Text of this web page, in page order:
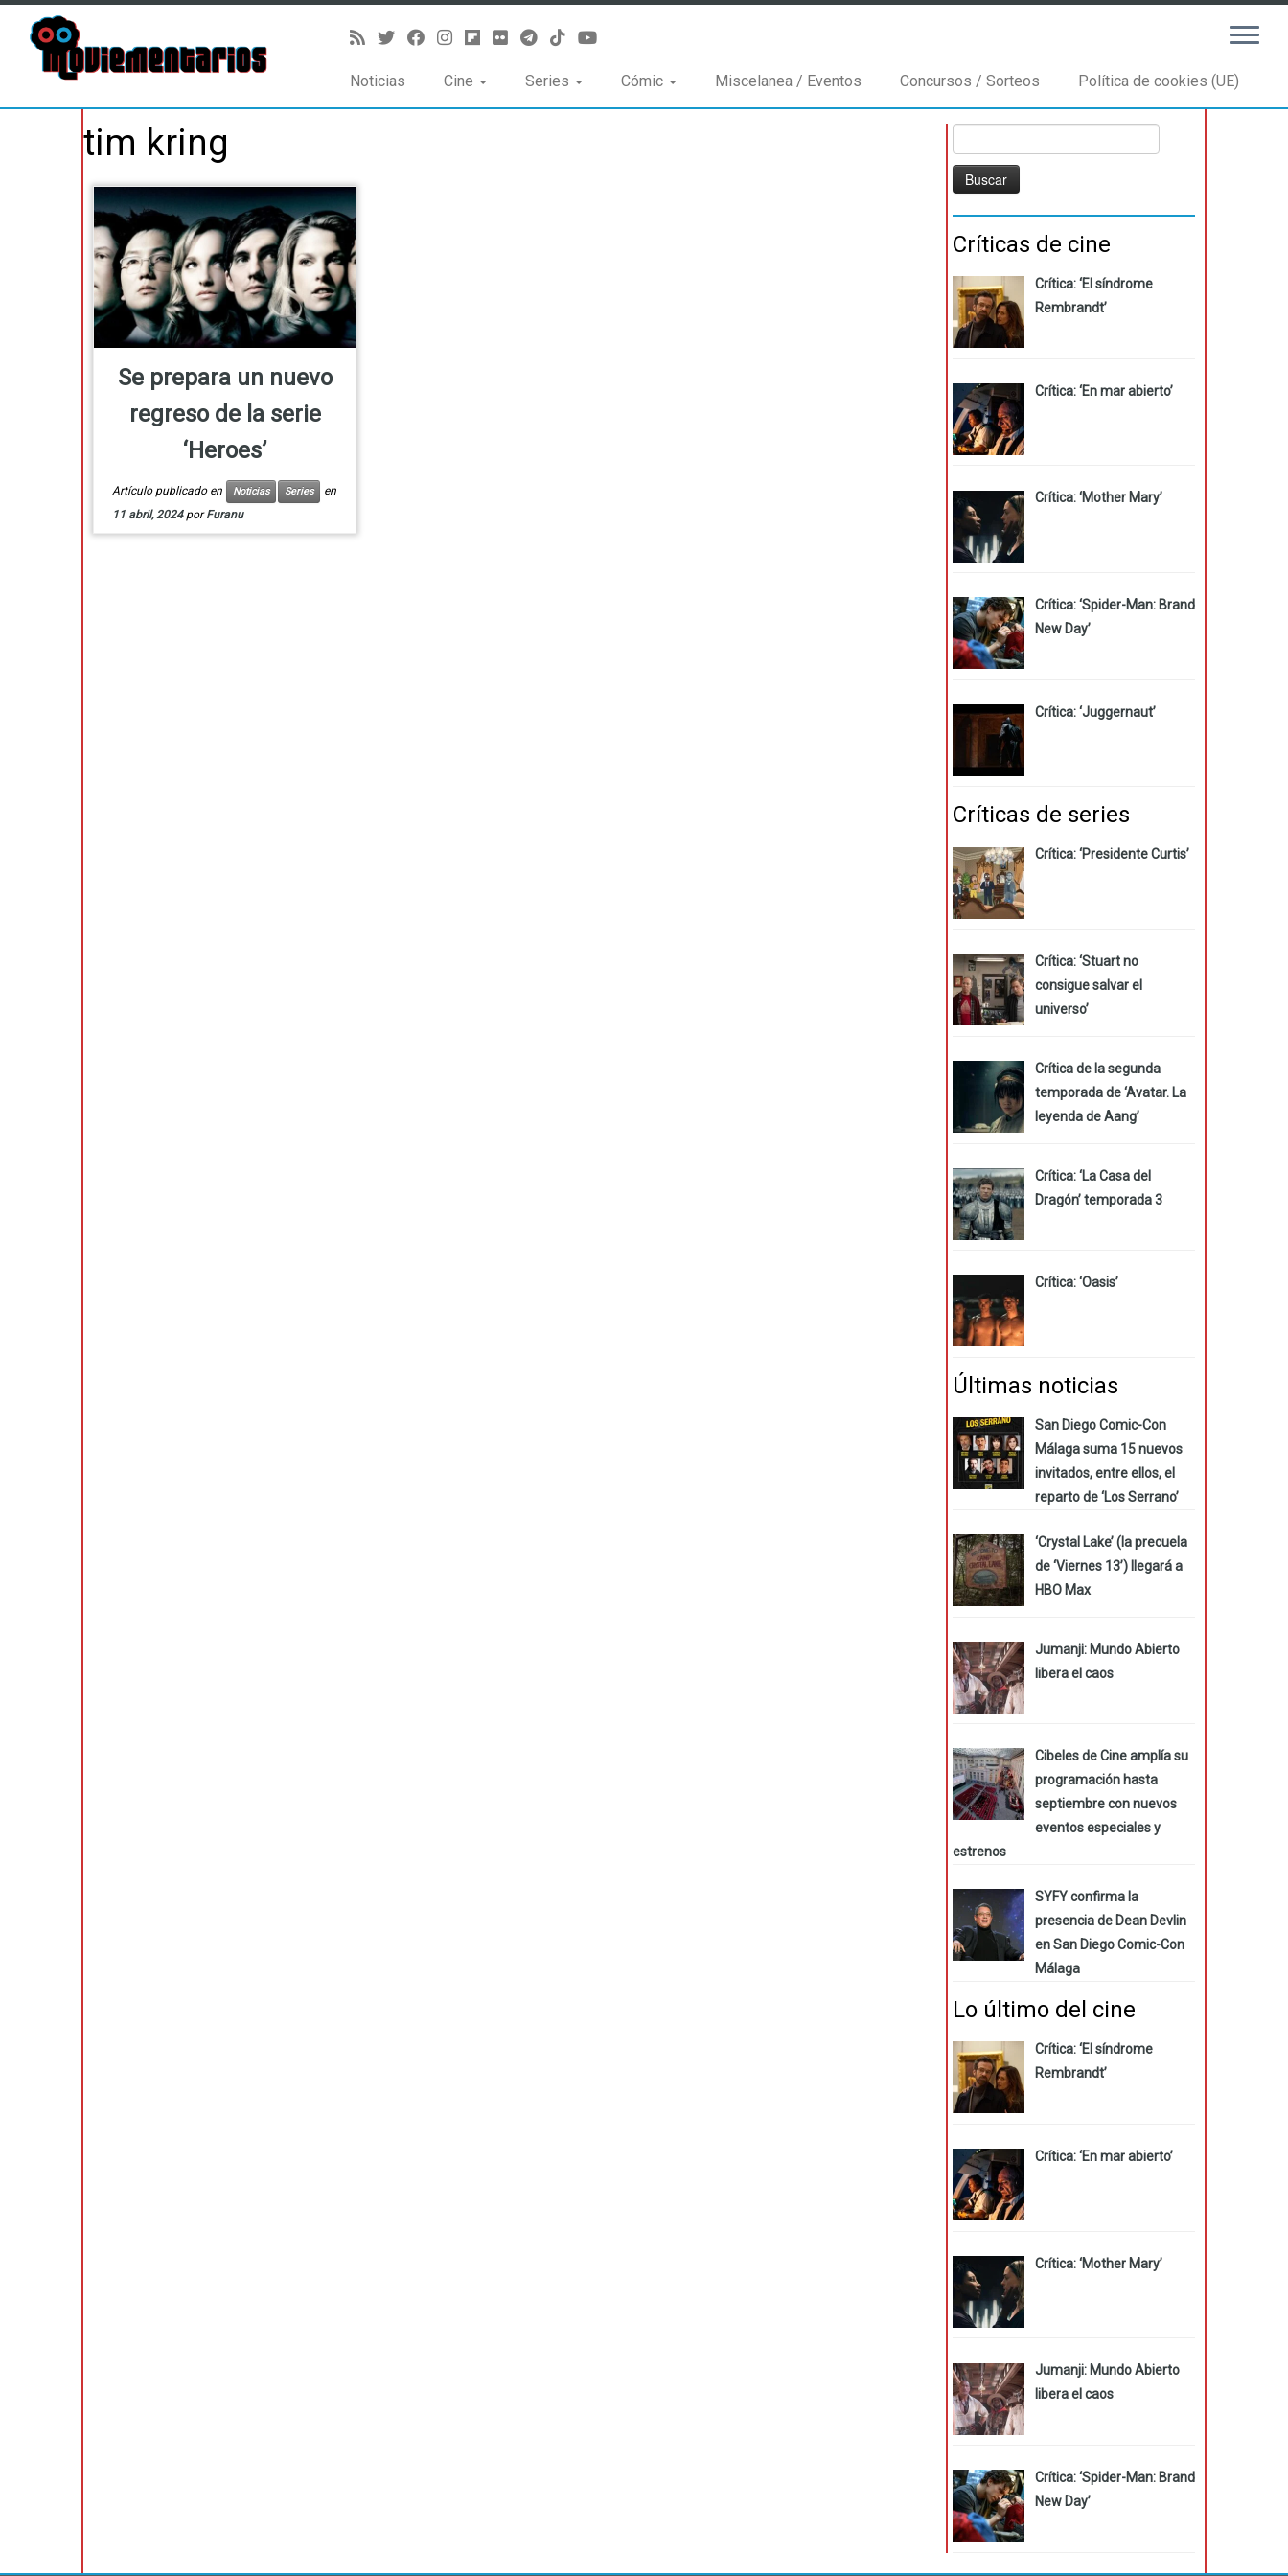
Noticias Cine Series Cómic Miscelanea / Eventos Concursos / Sorteos Política de cookies (UE)
tim kring
Se prepara un nuevo
regreso de la serie
‘Heroes’
Artículo publicado en Noticias Series
en
11 abril, 2024 porFuranu
Críticas de cine
Crítica: ‘El síndrome
Rembrandt’
Crítica: ‘En mar abierto’
Crítica: ‘Mother Mary’
Crítica: ‘Spider-Man: Brand
New Day’
Crítica: ‘Juggernaut’
Críticas de series
Crítica: ‘Presidente Curtis’
Crítica: ‘Stuart no
consigue salvar el
universo’
Crítica de la segunda
temporada de ‘Avatar. La
leyenda de Aang’
Crítica: ‘La Casa del
Dragón’ temporada 3
Crítica: ‘Oasis’
Últimas noticias
San Diego Comic-Con
Málaga suma 15 nuevos
invitados, entre ellos, el
reparto de ‘Los Serrano’
‘Crystal Lake’ (la precuela
de ‘Viernes 13’) llegará a
HBO Max
Jumanji: Mundo Abierto
libera el caos
Cibeles de Cine amplía su
programación hasta
septiembre con nuevos
eventos especiales y
estrenos
SYFY confirma la
presencia de Dean Devlin
en San Diego Comic-Con
Málaga
Lo último del cine
Crítica: ‘El síndrome
Rembrandt’
Crítica: ‘En mar abierto’
Crítica: ‘Mother Mary’
Jumanji: Mundo Abierto
libera el caos
Crítica: ‘Spider-Man: Brand
New Day’